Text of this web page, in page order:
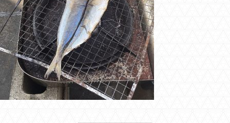
交通のご案内
フォトギャラリー
ブログ
過去のブログ